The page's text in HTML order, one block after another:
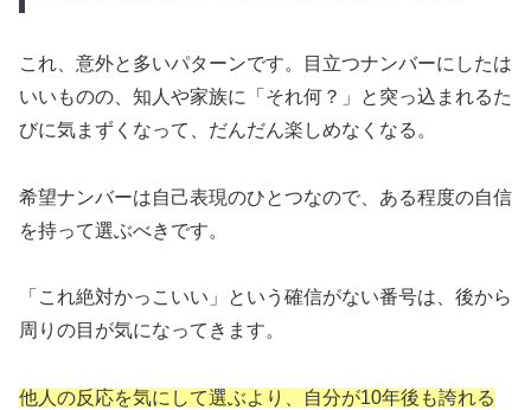
これ、意外と多いパターンです。目立つナンバーにしたは
いいものの、知人や家族に「それ何？」と突っ込まれるた
びに気まずくなって、だんだん楽しめなくなる。
希望ナンバーは自己表現のひとつなので、ある程度の自信
を持って選ぶべきです。
「これ絶対かっこいい」という確信がない番号は、後から
周りの目が気になってきます。
他人の反応を気にして選ぶより、自分が10年後も誇れる